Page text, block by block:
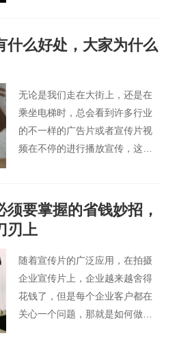
什么好处，大家为什么
无论是我们走在大街上，还是在
乘坐电梯时，总会看到许多行业
的不一样的广告片或者宣传片视
频在不停的进行播放宣传，这些
动了大家最后的选购决策，即使
它价钱稍微较高，大家还是会在
挑选商品的情况下优先想起它，
这就是产品宣传片拍摄的作用所
在。
要掌握的省钱妙招，
刃上
随着宣传片的广泛应用，在拍摄
企业宣传片上，企业越来越舍得
花钱了，但是每个企业客户都在
关心一个问题，那就是如何做更